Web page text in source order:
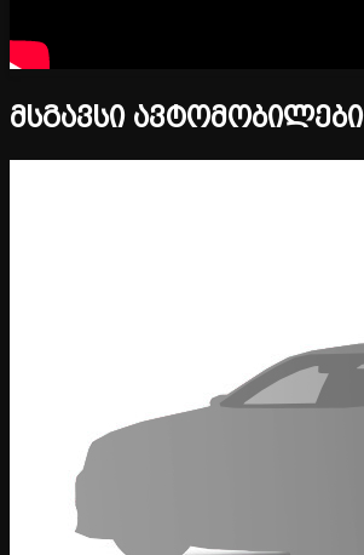
მსგავსი ავტომობილები